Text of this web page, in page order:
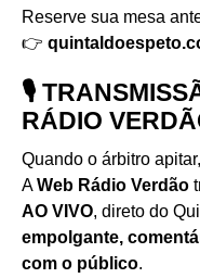
Reserve sua mesa
👉
🎙️
RÁDIO
Quando o árbitro
AWeb Rádio Verdão
AO VIVO, direto do
empolgante,
com o público.